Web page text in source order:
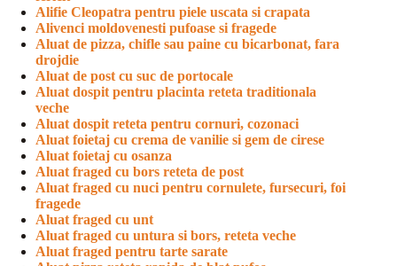
Alifie Cleopatra pentru piele uscata si crapata
Alivenci moldovenesti pufoase si fragede
Aluat de pizza, chifle sau paine cu bicarbonat, fara
drojdie
Aluat de post cu suc de portocale
Aluat dospit pentru placinta reteta traditionala
veche
Aluat dospit reteta pentru cornuri, cozonaci
Aluat foietaj cu crema de vanilie si gem de cirese
Aluat foietaj cu osanza
Aluat fraged cu bors reteta de post
Aluat fraged cu nuci pentru cornulete, fursecuri, foi
fragede
Aluat fraged cu unt
Aluat fraged cu untura si bors, reteta veche
Aluat fraged pentru tarte sarate